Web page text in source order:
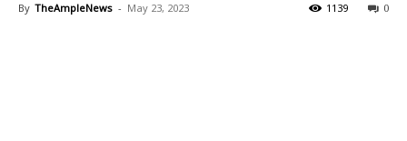
By TheAmpleNews - May 23, 2023 0
1139